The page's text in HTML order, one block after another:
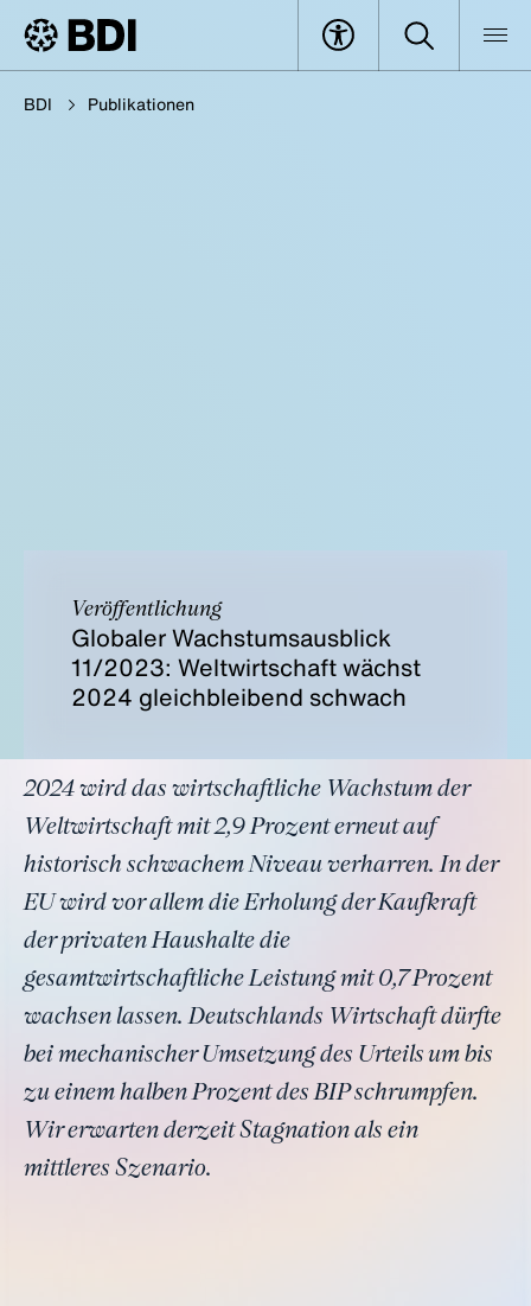
BDI Publikationen
Veröffentlichung
Globaler Wachstumsausblick
11/2023: Weltwirtschaft wächst
2024 gleichbleibend schwach
2024 wird das wirtschaftliche Wachstum der
Weltwirtschaft mit 2,9 Prozent erneut auf
historisch schwachem Niveau verharren. In der
EU wird vor allem die Erholung der Kaufkraft
der privaten Haushalte die
gesamtwirtschaftliche Leistung mit 0,7 Prozent
wachsen lassen. Deutschlands Wirtschaft dürfte
bei mechanischer Umsetzung des Urteils um bis
zu einem halben Prozent des BIP schrumpfen.
Wir erwarten derzeit Stagnation als ein
mittleres Szenario.